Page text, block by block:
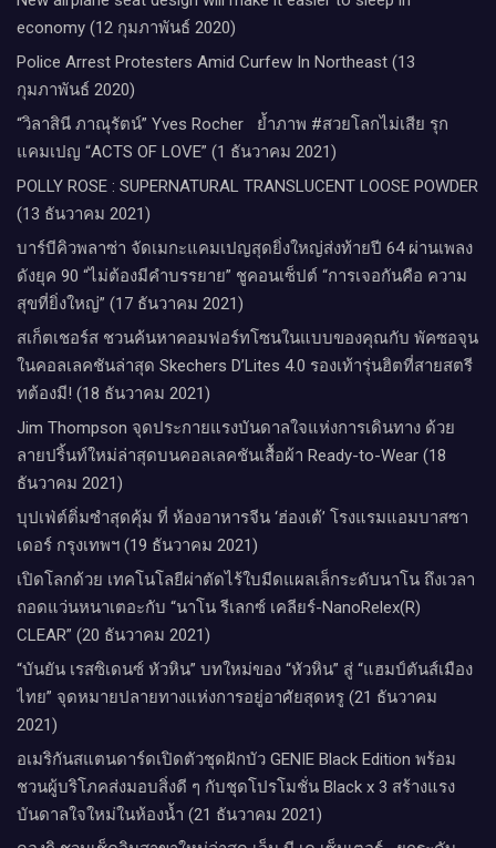
economy (12 กุมภาพันธ์ 2020)
Police Arrest Protesters Amid Curfew In Northeast (13
กุมภาพันธ์ 2020)
“วิลาสินี ภาณุรัตน์” Yves Rocher​ ย้ำภาพ #สวยโลกไม่เสีย รุก
แคมเปญ “ACTS OF LOVE” (1 ธันวาคม 2021)
POLLY ROSE : SUPERNATURAL TRANSLUCENT LOOSE POWDER
(13 ธันวาคม 2021)
บาร์บีคิวพลาซ่า จัดเมกะแคมเปญสุดยิ่งใหญ่ส่งท้ายปี 64 ผ่านเพลง
ดังยุค 90 “ไม่ต้องมีคำบรรยาย” ชูคอนเซ็ปต์ “การเจอกันคือ ความ
สุขที่ยิ่งใหญ่” (17 ธันวาคม 2021)
สเก็ตเชอร์ส ชวนค้นหาคอมฟอร์ทโซนในแบบของคุณกับ พัคซอจุน
ในคอลเลคชันล่าสุด Skechers D’Lites 4.0 รองเท้ารุ่นฮิตที่สายสตรี
ทต้องมี! (18 ธันวาคม 2021)
Jim Thompson จุดประกายแรงบันดาลใจแห่งการเดินทาง ด้วย
ลายปริ้นท์ใหม่ล่าสุดบนคอลเลคชันเสื้อผ้า Ready-to-Wear (18
ธันวาคม 2021)
บุปเฟ่ต์ติ่มซำสุดคุ้ม ที่ ห้อง​อาหารจีน​ ‘ฮ่องเต้’ โรงแรม​แอม​บาส​ซา​
เดอร์​ กรุงเทพฯ​ (19 ธันวาคม 2021)
เปิดโลกด้วย เทคโนโลยีผ่าตัดไร้ใบมีดแผลเล็กระดับนาโน ถึงเวลา
ถอดแว่นหนาเตอะกับ “นาโน รีเลกซ์ เคลียร์-NanoRelex(R)
CLEAR” (20 ธันวาคม 2021)
“บันยัน เรสซิเดนซ์ หัวหิน” บทใหม่ของ “หัวหิน” สู่ “แฮมป์ตันส์เมือง
ไทย” จุดหมายปลายทางแห่งการอยู่อาศัยสุดหรู (21 ธันวาคม
2021)
อเมริกันสแตนดาร์ดเปิดตัวชุดฝักบัว GENIE Black Edition พร้อม
ชวนผู้บริโภคส่งมอบสิ่งดี ๆ กับชุดโปรโมชั่น Black x 3 สร้างแรง
บันดาลใจใหม่ในห้องน้ำ (21 ธันวาคม 2021)